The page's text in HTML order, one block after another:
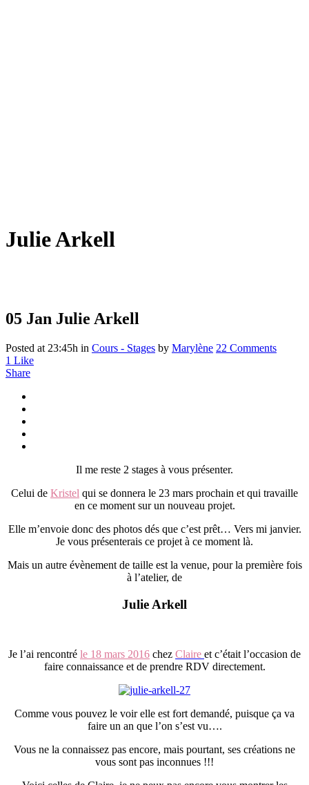
Julie Arkell
05 Jan Julie Arkell
Posted at 23:45h in Cours - Stages by Marylène 22 Comments
1 Like
Share
Il me reste 2 stages à vous présenter.
Celui de Kristel qui se donnera le 23 mars prochain et qui travaille
en ce moment sur un nouveau projet.
Elle m’envoie donc des photos dés que c’est prêt… Vers mi janvier.
Je vous présenterais ce projet à ce moment là.
Mais un autre évènement de taille est la venue, pour la première fois
à l’atelier, de
Julie Arkell
Je l’ai rencontré le 18 mars 2016 chez Claire et c’était l’occasion de
faire connaissance et de prendre RDV directement.
Comme vous pouvez le voir elle est fort demandé, puisque ça va
faire un an que l’on s’est vu….
Vous ne la connaissez pas encore, mais pourtant, ses créations ne
vous sont pas inconnues !!!